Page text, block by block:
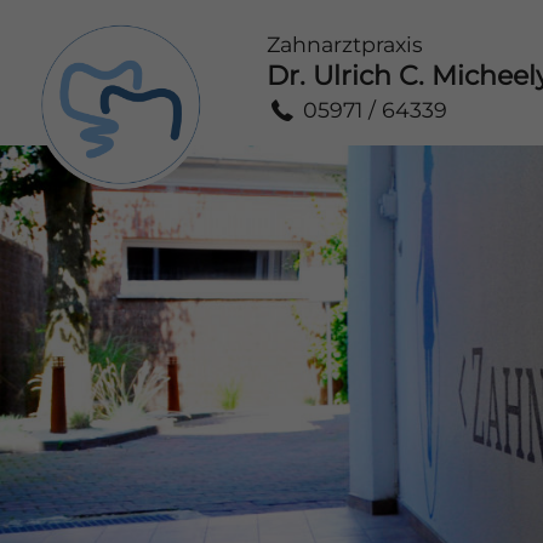
Zahnarztpraxis
Dr. Ulrich C.
05971 / 64339